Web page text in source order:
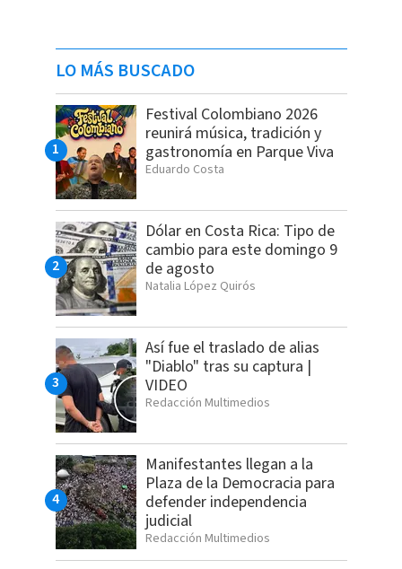
LO MÁS BUSCADO
Festival Colombiano 2026
reunirá música, tradición y
gastronomía en Parque Viva
Eduardo Costa
Dólar en Costa Rica: Tipo de
cambio para este domingo 9
de agosto
Natalia López Quirós
Así fue el traslado de alias
"Diablo" tras su captura |
VIDEO
Redacción Multimedios
Manifestantes llegan a la
Plaza de la Democracia para
defender independencia
judicial
Redacción Multimedios